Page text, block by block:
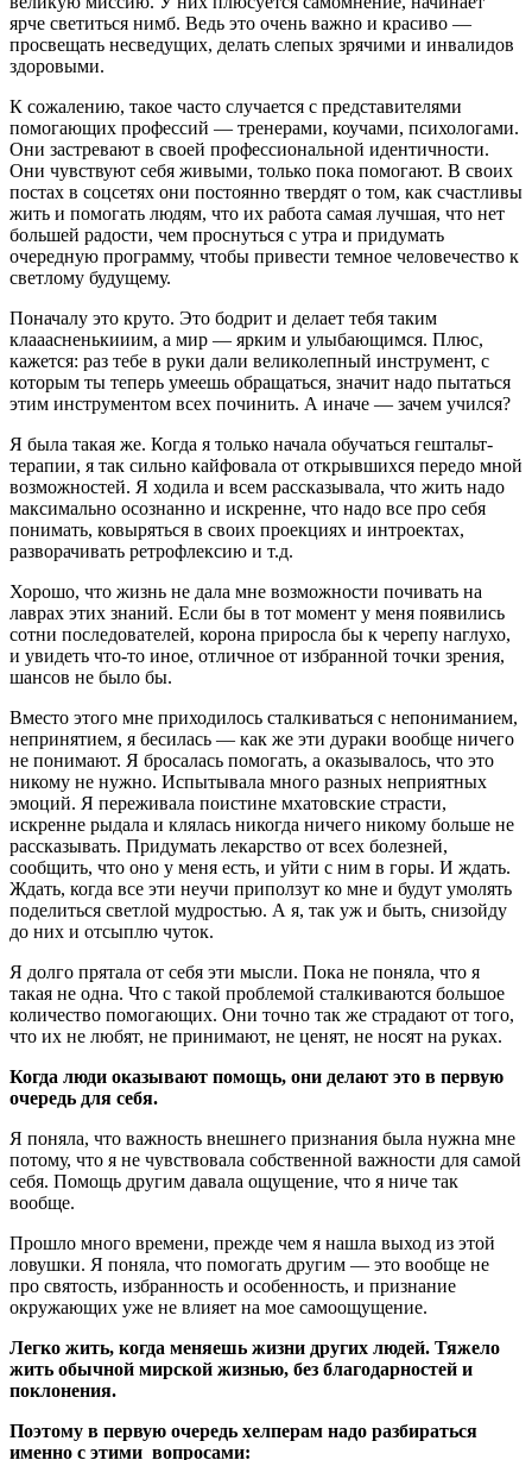
ярче светиться нимб. Ведь это очень важно и красиво —
просвещать несведущих, делать слепых зрячими и инвалидов
здоровыми.
К сожалению, такое часто случается с представителями
помогающих профессий — тренерами, коучами, психологами.
Они застревают в своей профессиональной идентичности.
Они чувствуют себя живыми, только пока помогают. В своих
постах в соцсетях они постоянно твердят о том, как счастливы
жить и помогать людям, что их работа самая лучшая, что нет
большей радости, чем проснуться с утра и придумать
очередную программу, чтобы привести темное человечество к
светлому будущему.
Поначалу это круто. Это бодрит и делает тебя таким
клааасненькииим, а мир — ярким и улыбающимся. Плюс,
кажется: раз тебе в руки дали великолепный инструмент, с
которым ты теперь умеешь обращаться, значит надо пытаться
этим инструментом всех починить. А иначе — зачем учился?
Я была такая же. Когда я только начала обучаться гештальт-
терапии, я так сильно кайфовала от открывшихся передо мной
возможностей. Я ходила и всем рассказывала, что жить надо
максимально осознанно и искренне, что надо все про себя
понимать, ковыряться в своих проекциях и интроектах,
разворачивать ретрофлексию и т.д.
Хорошо, что жизнь не дала мне возможности почивать на
лаврах этих знаний. Если бы в тот момент у меня появились
сотни последователей, корона приросла бы к черепу наглухо,
и увидеть что-то иное, отличное от избранной точки зрения,
шансов не было бы.
Вместо этого мне приходилось сталкиваться с непониманием,
непринятием, я бесилась — как же эти дураки вообще ничего
не понимают. Я бросалась помогать, а оказывалось, что это
никому не нужно. Испытывала много разных неприятных
эмоций. Я переживала поистине мхатовские страсти,
искренне рыдала и клялась никогда ничего никому больше не
рассказывать. Придумать лекарство от всех болезней,
сообщить, что оно у меня есть, и уйти с ним в горы. И ждать.
Ждать, когда все эти неучи приползут ко мне и будут умолять
поделиться светлой мудростью. А я, так уж и быть, снизойду
до них и отсыплю чуток.
Я долго прятала от себя эти мысли. Пока не поняла, что я
такая не одна. Что с такой проблемой сталкиваются большое
количество помогающих. Они точно так же страдают от того,
что их не любят, не принимают, не ценят, не носят на руках.
Когда люди оказывают помощь, они делают это в первую
очередь для себя.
Я поняла, что важность внешнего признания была нужна мне
потому, что я не чувствовала собственной важности для самой
себя. Помощь другим давала ощущение, что я ниче так
вообще.
Прошло много времени, прежде чем я нашла выход из этой
ловушки. Я поняла, что помогать другим — это вообще не
про святость, избранность и особенность, и признание
окружающих уже не влияет на мое самоощущение.
Легко жить, когда меняешь жизни других людей. Тяжело
жить обычной мирской жизнью, без благодарностей и
поклонения.
Поэтому в первую очередь хелперам надо разбираться
именно с этими вопросами: